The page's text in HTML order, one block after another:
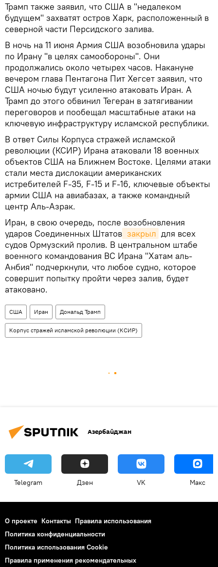
Трамп также заявил, что США в "недалеком
будущем" захватят остров Харк, расположенный в
северной части Персидского залива.
В ночь на 11 июня Армия США возобновила удары
по Ирану "в целях самообороны". Они
продолжались около четырех часов. Накануне
вечером глава Пентагона Пит Хегсет заявил, что
США ночью будут усиленно атаковать Иран. А
Трамп до этого обвинил Тегеран в затягивании
переговоров и пообещал масштабные атаки на
ключевую инфраструктуру исламской республики.
В ответ Силы Корпуса стражей исламской
революции (КСИР) Ирана атаковали 18 военных
объектов США на Ближнем Востоке. Целями атаки
стали места дислокации американских
истребителей F-35, F-15 и F-16, ключевые объекты
армии США на авиабазах, а также командный
центр Аль-Азрак.
Иран, в свою очередь, после возобновления
ударов Соединенных Штатов закрыл для всех
судов Ормузский пролив. В центральном штабе
военного командования ВС Ирана "Хатам аль-
Анбия" подчеркнули, что любое судно, которое
совершит попытку пройти через залив, будет
атаковано.
США Иран Дональд Трамп
Корпус стражей исламской революции (КСИР)
Азербайджан
Telegram Дзен VK Макс
О проекте Контакты Правила использования
Политика конфиденциальности
Политика использования Cookie
Правила применения рекомендательных